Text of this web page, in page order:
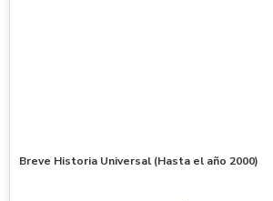
Breve Historia Universal (Hasta el año 2000)